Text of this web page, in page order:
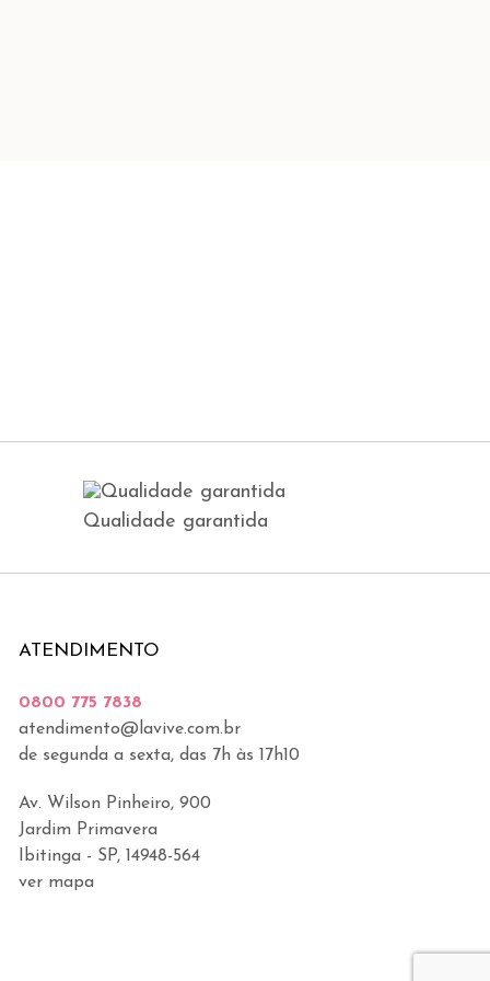
Qualidade garantida
ATENDIMENTO
0800 775 7838
atendimento@lavive.com.br
de segunda a sexta, das 7h às 17h10
Av. Wilson Pinheiro, 900
Jardim Primavera
Ibitinga - SP, 14948-564
ver mapa